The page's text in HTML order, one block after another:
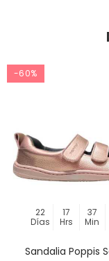
-60%
22
Días
17
Hrs
37
Min
Sandalia Poppis